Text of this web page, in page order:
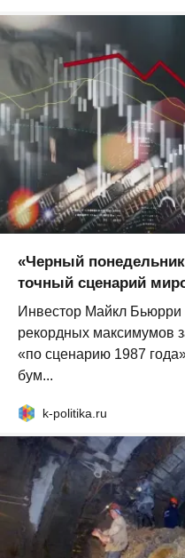
«Черный
точный сценарий
Инвестор Майкл
рекордных максимумов
«по сценарию 1987
бум...
k-politika.ru